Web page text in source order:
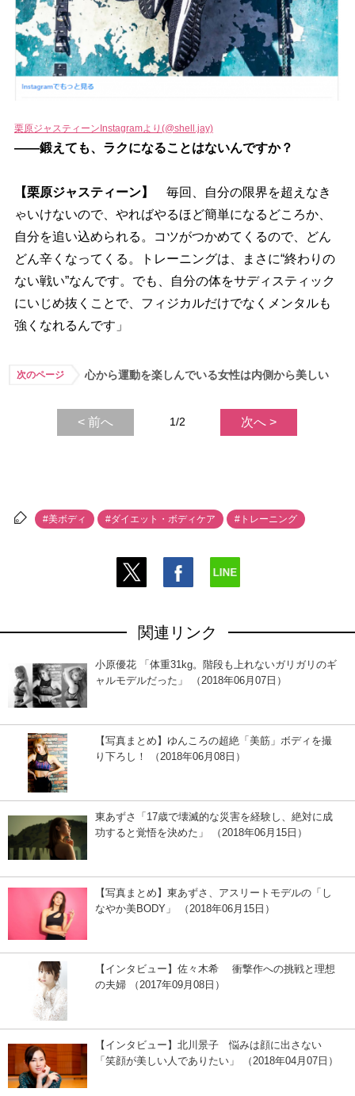
栗原ジャスティーンInstagramより(@shell.jay)
――鍛えても、ラクになることはないんですか？
【栗原ジャスティーン】 毎回、自分の限界を超えなき
ゃいけないので、やればやるほど簡単になるどころか、
自分を追い込められる。コツがつかめてくるので、どん
どん辛くなってくる。トレーニングは、まさに“終わりの
ない戦い”なんです。でも、自分の体をサディスティック
にいじめ抜くことで、フィジカルだけでなくメンタルも
強くなれるんです」
次のページ 心から運動を楽しんでいる女性は内側から美しい
< 前へ 1/2 次へ >
#美ボディ #ダイエット・ボディケア #トレーニング
関連リンク
小原優花 「体重31kg。階段も上れないガリガリのギ
ャルモデルだった」 （2018年06月07日）
【写真まとめ】ゆんころの超絶「美筋」ボディを撮
り下ろし！ （2018年06月08日）
東あずさ「17歳で壊滅的な災害を経験し、絶対に成
功すると覚悟を決めた」 （2018年06月15日）
【写真まとめ】東あずさ、アスリートモデルの「し
なやか美BODY」 （2018年06月15日）
【インタビュー】佐々木希 衝撃作への挑戦と理想
の夫婦 （2017年09月08日）
【インタビュー】北川景子 悩みは顔に出さない
「笑顔が美しい人でありたい」 （2018年04月07日）